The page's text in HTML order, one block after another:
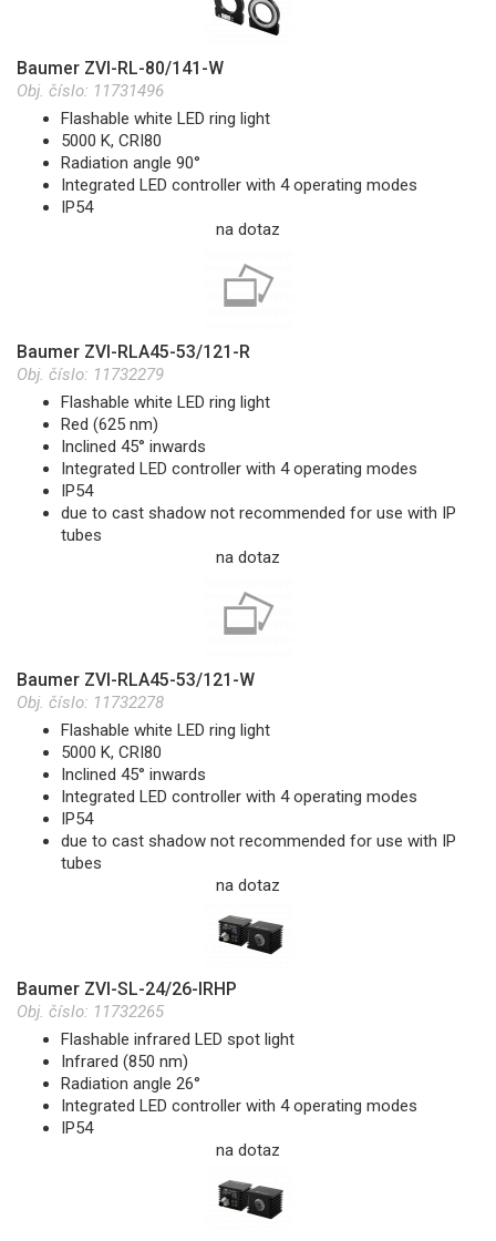
Baumer ZVI-RL-80/141-W
Obj. číslo: 11731496
Flashable white LED ring light
5000 K, CRI80
Radiation angle 90°
Integrated LED controller with 4 operating modes
IP54
na dotaz
Baumer ZVI-RLA45-53/121-R
Obj. číslo: 11732279
Flashable white LED ring light
Red (625 nm)
Inclined 45° inwards
Integrated LED controller with 4 operating modes
IP54
due to cast shadow not recommended for use with IP
tubes
na dotaz
Baumer ZVI-RLA45-53/121-W
Obj. číslo: 11732278
Flashable white LED ring light
5000 K, CRI80
Inclined 45° inwards
Integrated LED controller with 4 operating modes
IP54
due to cast shadow not recommended for use with IP
tubes
na dotaz
Baumer ZVI-SL-24/26-IRHP
Obj. číslo: 11732265
Flashable infrared LED spot light
Infrared (850 nm)
Radiation angle 26°
Integrated LED controller with 4 operating modes
IP54
na dotaz